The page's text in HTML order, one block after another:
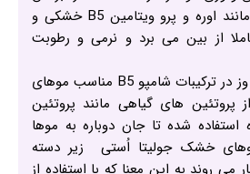
های قوی در این محصول مانند اوره و پرو ویتامین B5 خشکی و
از بین می برد و نرمی و رطوبت
برای ترمیم موهای خشک و وز در ترکیبات شامپو B5 مناسب موهای
های گیاهی مانند پروتئین
استفاده شده تا جان دوباره به موها
خشک جولیتا اُستی زیر دسته
روند به این معنا که با استفاده از